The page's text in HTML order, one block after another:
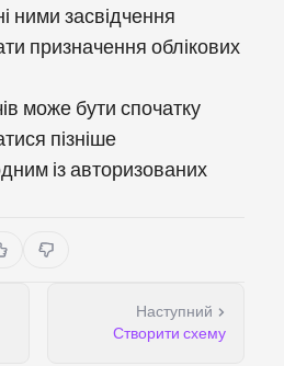
ними засвідчення
призначення облікових
може бути спочатку
пізніше
із авторизованих
Наступний
Створити схему